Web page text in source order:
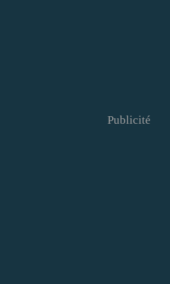
Publicité